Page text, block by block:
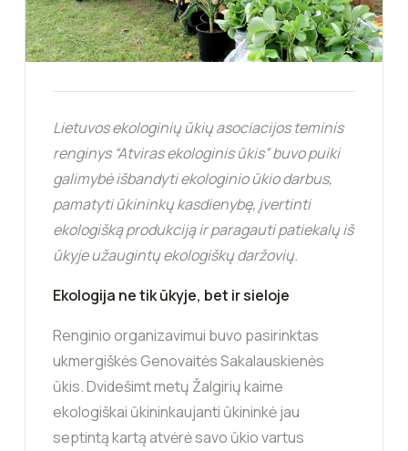
Lietuvos ekologinių ūkių asociacijos teminis
renginys “Atviras ekologinis ūkis” buvo puiki
galimybė išbandyti ekologinio ūkio darbus,
pamatyti ūkininkų kasdienybę, įvertinti
ekologišką produkciją ir paragauti patiekalų iš
ūkyje užaugintų ekologiškų daržovių.
Ekologija ne tik ūkyje, bet ir sieloje
Renginio organizavimui buvo pasirinktas
ukmergiškės Genovaitės Sakalauskienės
ūkis. Dvidešimt metų Žalgirių kaime
ekologiškai ūkininkaujanti ūkininkė jau
septintą kartą atvėrė savo ūkio vartus